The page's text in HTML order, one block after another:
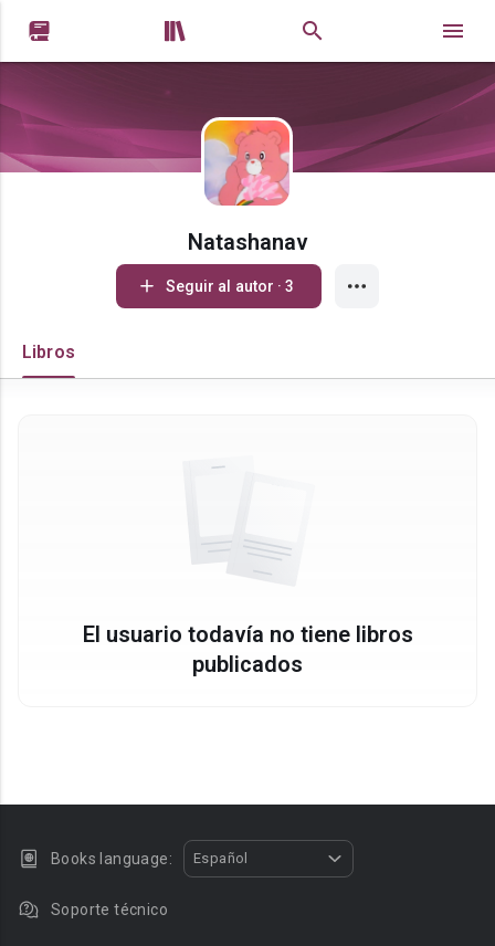
 
Natashanav
Seguir al autor · 3
Libros
El usuario todavía no tiene libros
publicados
Books language: Español
Soporte técnico